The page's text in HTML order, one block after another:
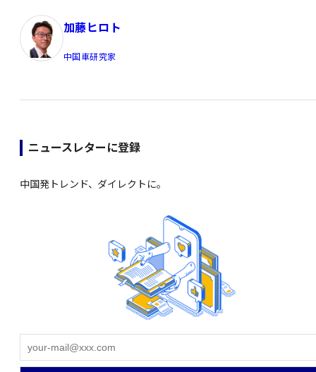
加藤ヒロト
中国車研究家
ニュースレターに登録
中国発トレンド、ダイレクトに。